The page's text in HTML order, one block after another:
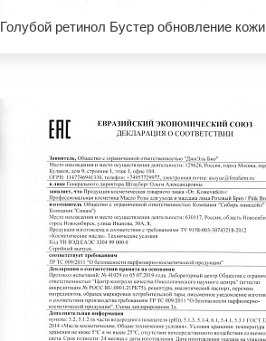
Голубой ретинол Бустер обновление кожи